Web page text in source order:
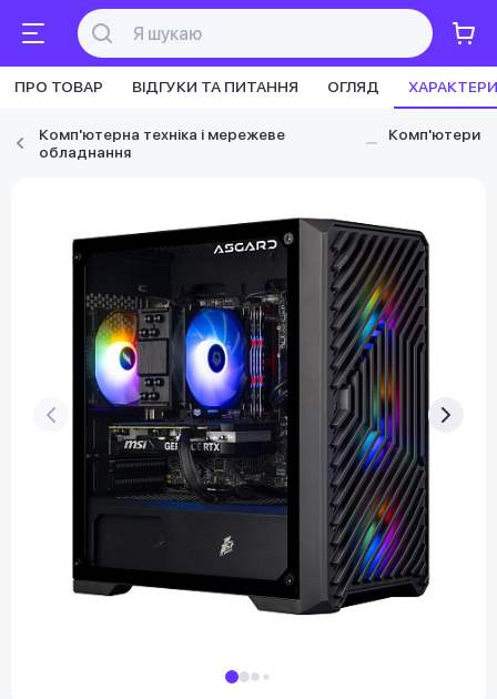
ПРО ТОВАР ВІДГУКИ ТА ПИТАННЯ ОГЛЯД
Комп'ютерна техніка і мережеве
обладнання
Комп'ютери